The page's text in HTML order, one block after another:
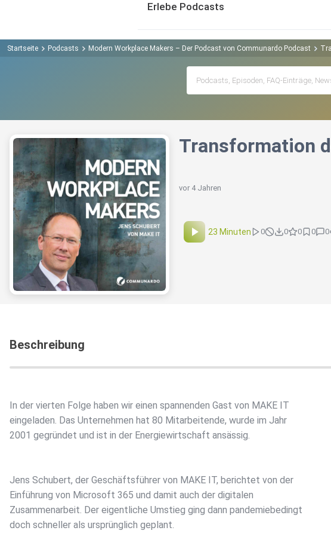
Erlebe Podcasts
Startseite Podcasts Modern Workplace Makers – Der Podcast von Communardo Podcast
Transformation
vor 4 Jahren
23 Minuten 0 0 0 0 0
Beschreibung
In der vierten Folge haben wir einen spannenden Gast von MAKE IT
eingeladen. Das Unternehmen hat 80 Mitarbeitende, wurde im Jahr
2001 gegründet und ist in der Energiewirtschaft ansässig.
Jens Schubert, der Geschäftsführer von MAKE IT, berichtet von der
Einführung von Microsoft 365 und damit auch der digitalen
Zusammenarbeit. Der eigentliche Umstieg ging dann pandemiebedingt
doch schneller als ursprünglich geplant.